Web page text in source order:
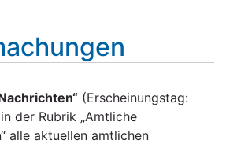
(Erscheinungstag:
der Rubrik „Amtliche
alle aktuellen amtlichen